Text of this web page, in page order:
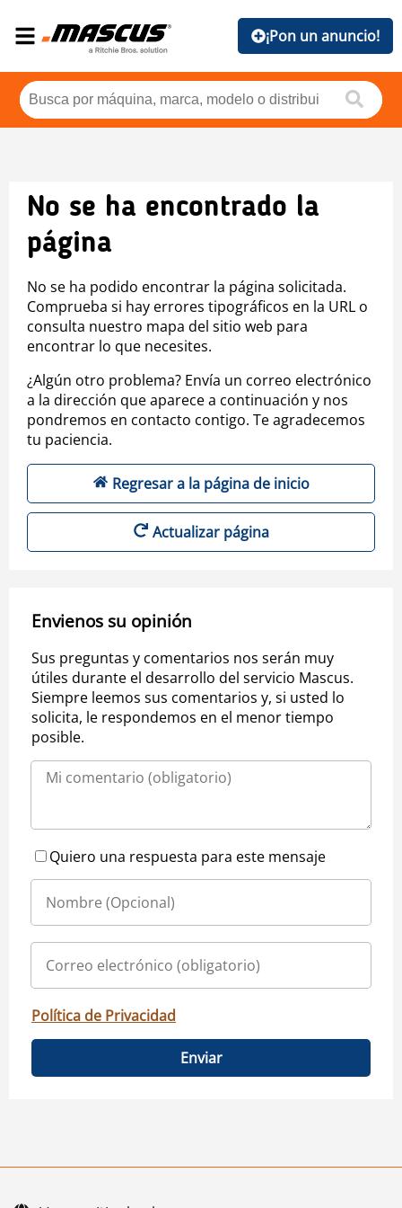
¡Pon un anuncio!
No se ha encontrado la
página
No se ha podido encontrar la página solicitada.
Comprueba si hay errores tipográficos en la URL o
consulta nuestro mapa del sitio web para
encontrar lo que necesites.
¿Algún otro problema? Envía un correo electrónico
a la dirección que aparece a continuación y nos
pondremos en contacto contigo. Te agradecemos
tu paciencia.
Regresar a la página de inicio
Actualizar página
Envienos su opinión
Sus preguntas y comentarios nos serán muy
útiles durante el desarrollo del servicio Mascus.
Siempre leemos sus comentarios y, si usted lo
solicita, le respondemos en el menor tiempo
posible.
Quiero una respuesta para este mensaje
Política de Privacidad
Enviar